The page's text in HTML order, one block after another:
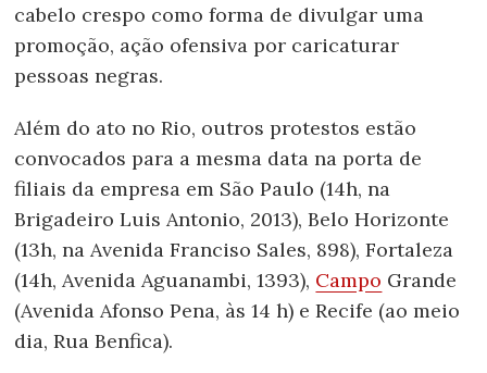
cabelo crespo como forma de divulgar uma
promoção, ação ofensiva por caricaturar
pessoas negras.
Além do ato no Rio, outros protestos estão
convocados para a mesma data na porta de
filiais da empresa em São Paulo (14h, na
Brigadeiro Luis Antonio, 2013), Belo Horizonte
(13h, na Avenida Franciso Sales, 898), Fortaleza
(14h, Avenida Aguanambi, 1393), Campo Grande
(Avenida Afonso Pena, às 14 h) e Recife (ao meio
dia, Rua Benfica).